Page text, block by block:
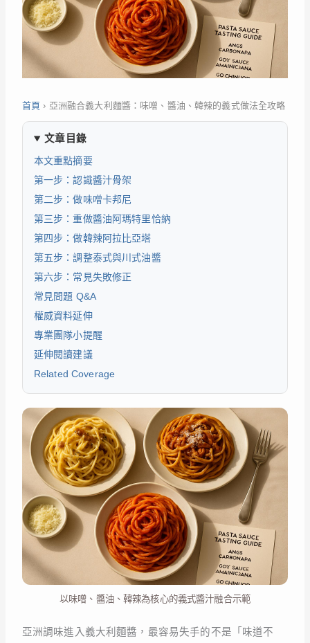
首頁 › 亞洲融合義大利麵醬：味噌、醬油、韓辣的義式做法全攻略
文章目錄
本文重點摘要
第一步：認識醬汁骨架
第二步：做味噌卡邦尼
第三步：重做醬油阿瑪特里恰納
第四步：做韓辣阿拉比亞塔
第五步：調整泰式與川式油醬
第六步：常見失敗修正
常見問題 Q&A
權威資料延伸
專業團隊小提醒
延伸閱讀建議
Related Coverage
以味噌、醬油、韓辣為核心的義式醬汁融合示範
亞洲調味進入義大利麵醬，最容易失手的不是「味道不